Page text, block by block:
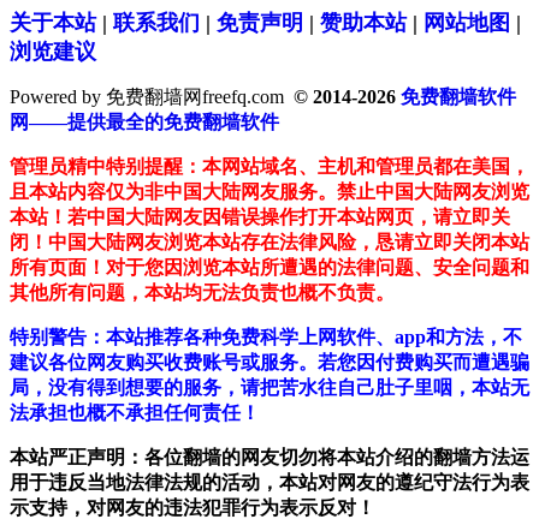
关于本站| 联系我们 | 免责声明 | 赞助本站| 网站地图 |
浏览建议
Powered by 免费翻墙网freefq.com © 2014-2026 免费翻墙软件
网——提供最全的免费翻墙软件
管理员精中特别提醒：本网站域名、主机和管理员都在美国，
且本站内容仅为非中国大陆网友服务。禁止中国大陆网友浏览
本站！若中国大陆网友因错误操作打开本站网页，请立即关
闭！中国大陆网友浏览本站存在法律风险，恳请立即关闭本站
所有页面！对于您因浏览本站所遭遇的法律问题、安全问题和
其他所有问题，本站均无法负责也概不负责。
特别警告：本站推荐各种免费科学上网软件、app和方法，不
建议各位网友购买收费账号或服务。若您因付费购买而遭遇骗
局，没有得到想要的服务，请把苦水往自己肚子里咽，本站无
法承担也概不承担任何责任！
本站严正声明：各位翻墙的网友切勿将本站介绍的翻墙方法运
用于违反当地法律法规的活动，本站对网友的遵纪守法行为表
示支持，对网友的违法犯罪行为表示反对！